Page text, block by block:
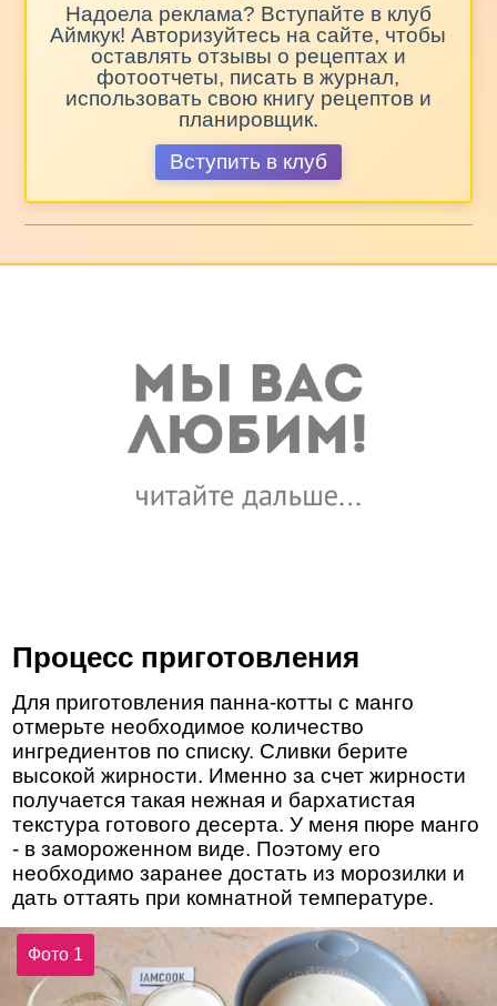
Надоела реклама? Вступайте в клуб
Аймкук! Авторизуйтесь на сайте, чтобы
оставлять отзывы о рецептах и
фотоотчеты, писать в журнал,
использовать свою книгу рецептов и
планировщик.
Вступить в клуб
Процесс приготовления
Для приготовления панна-котты с манго
отмерьте необходимое количество
ингредиентов по списку. Сливки берите
высокой жирности. Именно за счет жирности
получается такая нежная и бархатистая
текстура готового десерта. У меня пюре манго
- в замороженном виде. Поэтому его
необходимо заранее достать из морозилки и
дать оттаять при комнатной температуре.
Фото 1